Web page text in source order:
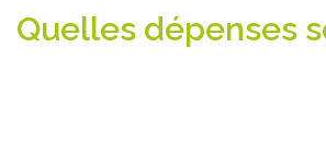
Quelles dépenses